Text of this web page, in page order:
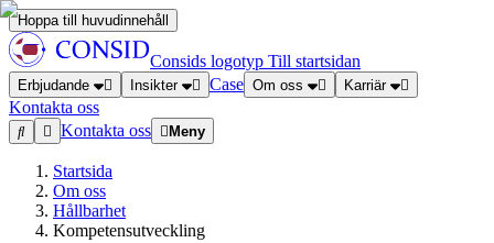
Hoppa till huvudinnehåll
Consids logotyp Till startsidan
Erbjudande Insikter Case Om oss Karriär
Kontakta oss
Kontakta oss
Meny
Startsida
Om oss
Hållbarhet
Kompetensutveckling